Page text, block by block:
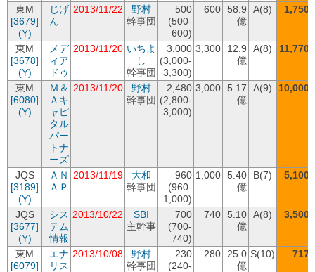
東M
[3679]
(Y)
じげ
ん
2013/11/22
野村
幹事団
500
(500-
600)
600 58.9
億
A(8) 1,750
東M
[3678]
(Y)
メデ
ィア
ドゥ
2013/11/20 いちよ
し
幹事団
3,000
(3,000-
3,300)
3,300
12.9
億
A(8) 11,770
東M
[6080]
(Y)
Ｍ＆
Ａキ
ャピ
タル
パー
トナ
ーズ
2013/11/20
野村
幹事団
2,480
(2,800-
3,000)
3,000 5.17
億
A(9) 10,000
JQS
[3189]
(Y)
ＡＮ
ＡＰ
2013/11/19
大和
幹事団
960
(960-
1,000)
1,000 5.40
億
B(7) 5,100
JQS
[3677]
(Y)
シス
テム
情報
2013/10/22
SBI
主幹事
700
(700-
740)
740 5.10
億
A(8) 3,500
東M
[6079]
エナ
リス
2013/10/08
野村
幹事団
230
(240-
280
25.0
億
S(10) 717